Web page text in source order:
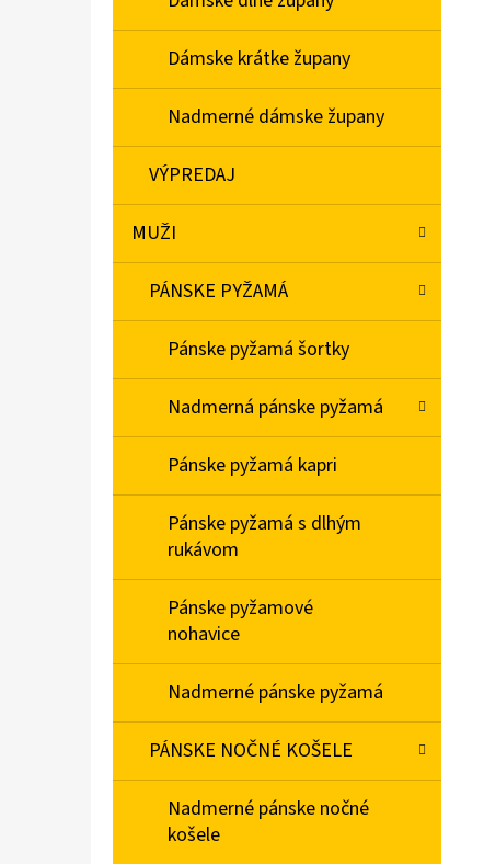
Dámske krátke župany
Nadmerné dámske župany
VÝPREDAJ
MUŽI
PÁNSKE PYŽAMÁ
Pánske pyžamá šortky
Nadmerná pánske pyžamá
Pánske pyžamá kapri
Pánske pyžamá s dlhým
rukávom
Pánske pyžamové
nohavice
Nadmerné pánske pyžamá
PÁNSKE NOČNÉ KOŠELE
Nadmerné pánske nočné
košele